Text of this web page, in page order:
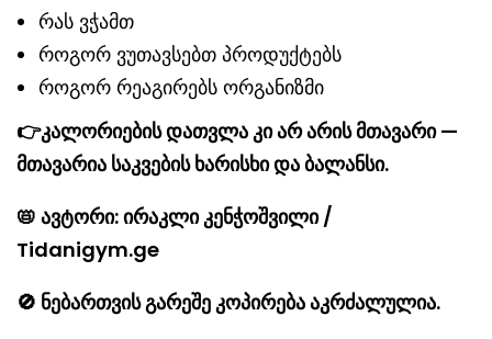
რას ვჭამთ
როგორ ვუთავსებთ პროდუქტებს
როგორ რეაგირებს ორგანიზმი
👉კალორიების დათვლა კი არ არის მთავარი —
მთავარია საკვების ხარისხი და ბალანსი.
📛 ავტორი: ირაკლი კენჭოშვილი /
Tidanigym.ge
🚫 ნებართვის გარეშე კოპირება აკრძალულია.